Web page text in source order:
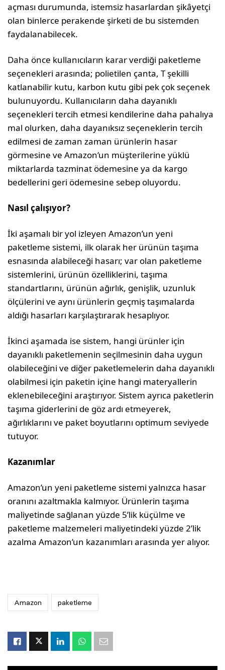
açması durumunda, istemsiz hasarlardan şikâyetçi
olan binlerce perakende şirketi de bu sistemden
faydalanabilecek.
Daha önce kullanıcıların karar verdiği paketleme
seçenekleri arasında; polietilen çanta, T şekilli
katlanabilir kutu, karbon kutu gibi pek çok seçenek
bulunuyordu. Kullanıcıların daha dayanıklı
seçenekleri tercih etmesi kendilerine daha pahalıya
mal olurken, daha dayanıksız seçeneklerin tercih
edilmesi de zaman zaman ürünlerin hasar
görmesine ve Amazon’un müşterilerine yüklü
miktarlarda tazminat ödemesine ya da kargo
bedellerini geri ödemesine sebep oluyordu.
Nasıl çalışıyor?
İki aşamalı bir yol izleyen Amazon’un yeni
paketleme sistemi, ilk olarak her ürünün taşıma
esnasında alabileceği hasarı; var olan paketleme
sistemlerini, ürünün özelliklerini, taşıma
standartlarını, ürünün ağırlık, genişlik, uzunluk
ölçülerini ve aynı ürünlerin geçmiş taşımalarda
aldığı hasarları karşılaştırarak hesaplıyor.
İkinci aşamada ise sistem, hangi ürünler için
dayanıklı paketlemenin seçilmesinin daha uygun
olabileceğini ve diğer paketlemelerin daha dayanıklı
olabilmesi için paketin içine hangi materyallerin
eklenebileceğini araştırıyor. Sistem ayrıca paketlerin
taşıma giderlerini de göz ardı etmeyerek,
ağırlıklarını ve paket boyutlarını optimum seviyede
tutuyor.
Kazanımlar
Amazon’un yeni paketleme sistemi yalnızca hasar
oranını azaltmakla kalmıyor. Ürünlerin taşıma
maliyetinde sağlanan yüzde 5’lik küçülme ve
paketleme malzemeleri maliyetindeki yüzde 2’lik
azalma Amazon’un kazanımları arasında yer alıyor.
Amazon paketleme